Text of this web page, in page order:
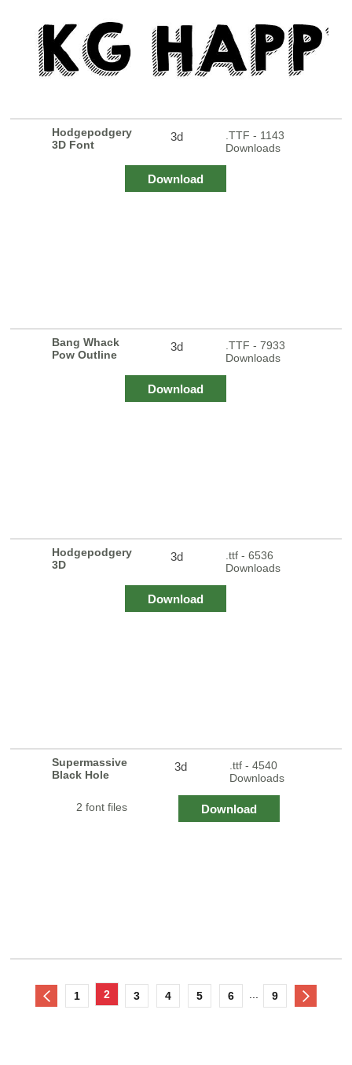
Hodgepodgery
3D Font
3d
.TTF - 1143
Downloads
Download
Bang Whack
Pow Outline
3d
.TTF - 7933
Downloads
Download
Hodgepodgery
3D
3d
.ttf - 6536
Downloads
Download
Supermassive
Black Hole
3d
.ttf - 4540
Downloads
2 font files Download
1 2 3 4 5 6 9